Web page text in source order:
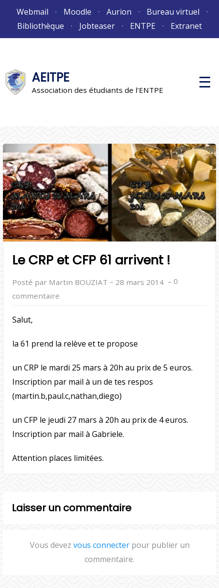
Webmail Moodle Aurion
Bureau virtuel
Bibliothèque
Jobteaser ENTPE Extranet
AEITPE
Association des étudiants de l'ENTPE
M
e
c
i
p
a
l
Le CRP et CFP 61 arrivent !
Posté par Martin BOUZIAT – 28 mars 2014 – 0
commentaire
Salut,
la 61 prend la relève et te propose
un CRP le mardi 25 mars à 20h au prix de 5 euros.
Inscription par mail à un de tes respos
(martin.b,paul.c,nathan,diego)
un CFP le jeudi 27 mars à 20h au prix de 4 euros.
Inscription par mail à Gabriele.
Attention places limitées.
Laisser un commentaire
Vous devez vous connecterpour publier un
commentaire.